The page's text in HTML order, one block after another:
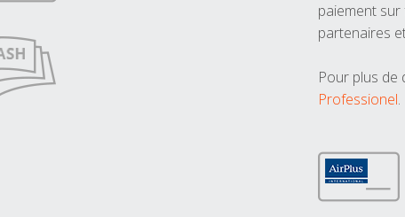
paiement
partenaires
Pour plus de
Professionel.